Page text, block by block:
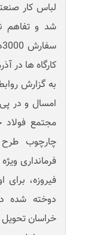
لباس کار
شد و تفاهم
کارگاه ها در
به گزارش
امسال و در
مجتمع فولاد
چارچوب طرح
فرمانداری
دوخته شده
خراسان